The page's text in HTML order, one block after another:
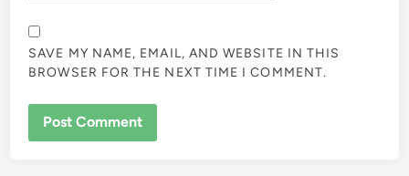
SAVE MY NAME, EMAIL, AND WEBSITE IN THIS
BROWSER FOR THE NEXT TIME I COMMENT.